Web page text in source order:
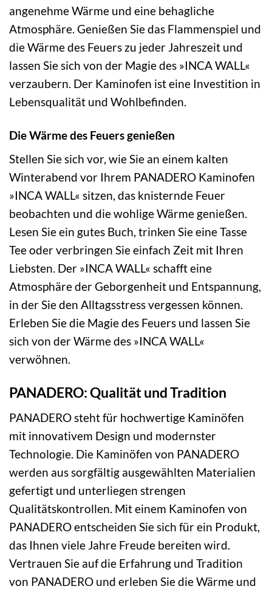
angenehme Wärme und eine behagliche
Atmosphäre. Genießen Sie das Flammenspiel und
die Wärme des Feuers zu jeder Jahreszeit und
lassen Sie sich von der Magie des »INCA WALL«
verzaubern. Der Kaminofen ist eine Investition in
Lebensqualität und Wohlbefinden.
Die Wärme des Feuers genießen
Stellen Sie sich vor, wie Sie an einem kalten
Winterabend vor Ihrem PANADERO Kaminofen
»INCA WALL« sitzen, das knisternde Feuer
beobachten und die wohlige Wärme genießen.
Lesen Sie ein gutes Buch, trinken Sie eine Tasse
Tee oder verbringen Sie einfach Zeit mit Ihren
Liebsten. Der »INCA WALL« schafft eine
Atmosphäre der Geborgenheit und Entspannung,
in der Sie den Alltagsstress vergessen können.
Erleben Sie die Magie des Feuers und lassen Sie
sich von der Wärme des »INCA WALL«
verwöhnen.
PANADERO: Qualität und Tradition
PANADERO steht für hochwertige Kaminöfen
mit innovativem Design und modernster
Technologie. Die Kaminöfen von PANADERO
werden aus sorgfältig ausgewählten Materialien
gefertigt und unterliegen strengen
Qualitätskontrollen. Mit einem Kaminofen von
PANADERO entscheiden Sie sich für ein Produkt,
das Ihnen viele Jahre Freude bereiten wird.
Vertrauen Sie auf die Erfahrung und Tradition
von PANADERO und erleben Sie die Wärme und